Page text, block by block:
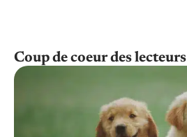
Coup de coeur des lecteurs